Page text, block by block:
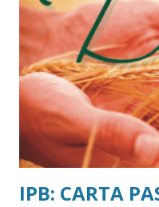
fruto de apropriado
providente de Deus à
senhorio de Cristo.
mencionado discurso.
OS MEIOS
IPB: CARTA